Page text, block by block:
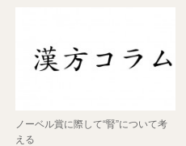
ノーベル賞に際して“腎”について考
える